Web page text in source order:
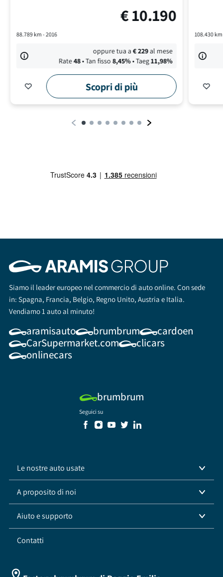
€10.190
88.789km - 2016
oppure tua a€229al mese
Rate48• Tan fisso 8,45%• Taeg11,98%
Scopri di più
108.430
Siamo il leader europeo nel commercio di auto online. Con sede
in: Spagna, Francia, Belgio, Regno Unito, Austria e Italia.
Vendiamo 1 auto al minuto!
aramisauto brumbrum
cardoen
CarSupermarket.com
clicars
onlinecars
brumbrum
Seguici su
Le nostre auto usate
A proposito di noi
Aiuto e supporto
Contatti